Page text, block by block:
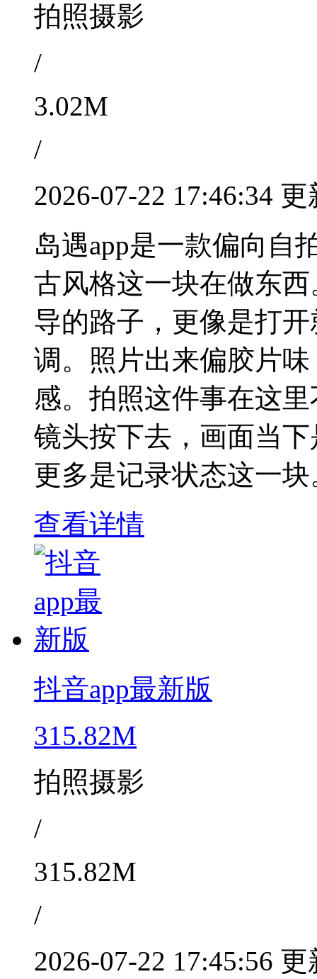
拍照摄影
/
3.02M
/
2026-07-22 17:46:34 更
岛遇app是一款偏向自
古风格这一块在做东
导的路子，更像是打
调。照片出来偏胶片
感。拍照这件事在这
镜头按下去，画面当
更多是记录状态这一块
查看详情
抖音app最新版
315.82M
拍照摄影
/
315.82M
/
2026-07-22 17:45:56 更